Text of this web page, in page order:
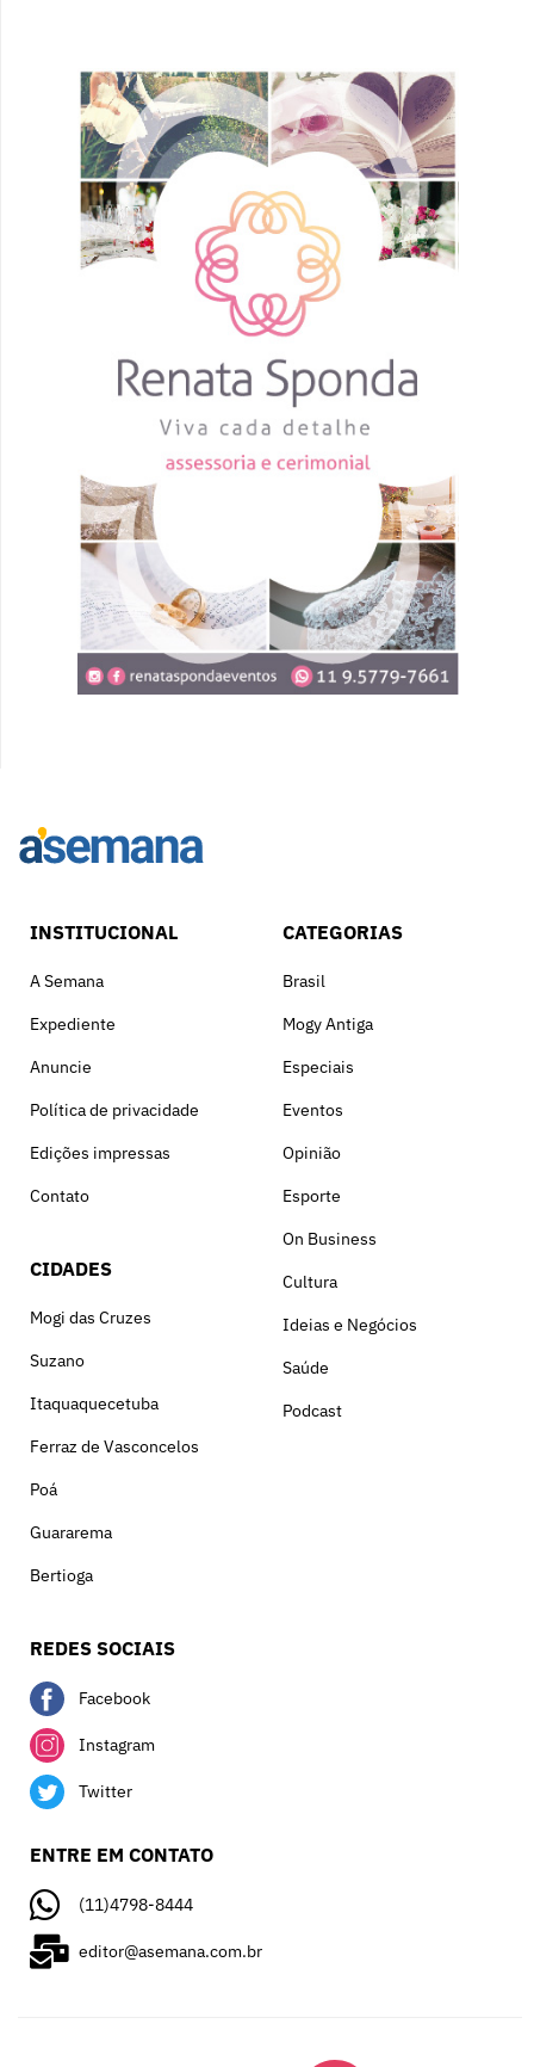
INSTITUCIONAL
A Semana
Expediente
Anuncie
Política de privacidade
Edições impressas
Contato
CIDADES
Mogi das Cruzes
Suzano
Itaquaquecetuba
Ferraz de Vasconcelos
Poá
Guararema
Bertioga
CATEGORIAS
Brasil
Mogy Antiga
Especiais
Eventos
Opinião
Esporte
On Business
Cultura
Ideias e Negócios
Saúde
Podcast
REDES SOCIAIS
Facebook
Instagram
Twitter
ENTRE EM CONTATO
(11)4798-8444
editor@asemana.com.br